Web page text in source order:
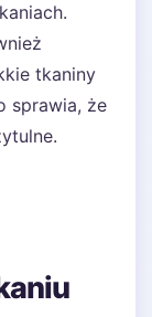
tkaniny
sprawia, że